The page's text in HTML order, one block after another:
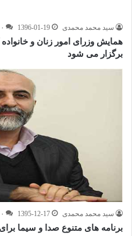
سید محمد محمدی 1396-01-19 ۰
همایش وزرای امور زنان و
برگزار می شود
سید محمد محمدی 1395-12-17 ۰
برنامه های متنوع صدا و سیما برای